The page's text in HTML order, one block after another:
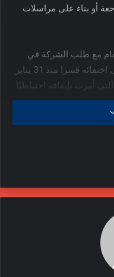
أو بناء على مراسلات
مع طلب الشركة في
الكشف عن مصير ” التواتي ” مشيرة إلى اختفائه قسرا منذ 31 يناير
أمرت بإيقافه احتياطيًا
للشركة وفي
حقوقهم ويحفظ
الليبي لتحقيق
جميع المحاولات
الليبي في نزاهة